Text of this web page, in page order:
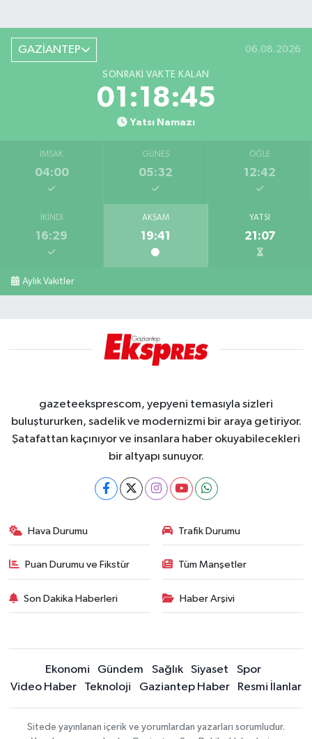
GAZİANTEP 06.08.2026
SONRAKI VAKTE KALAN
01:18:44
Yatsı Namazı
İMSAK
04:00
GÜNEŞ
05:32
ÖĞLE
12:42
İKINDI
16:29
AKŞAM
19:41
YATSI
21:07
Aylık Vakitler
gazeteeksprescom, yepyeni temasıyla sizleri
buluştururken, sadelik ve modernizmi bir araya getiriyor.
Şatafattan kaçınıyor ve insanlara haber okuyabilecekleri
bir altyapı sunuyor.
Hava Durumu Trafik Durumu
Puan Durumu ve Fikstür Tüm Manşetler
Son Dakika Haberleri Haber Arşivi
Ekonomi Gündem Sağlık Siyaset
Spor
Video Haber
Teknoloji Gaziantep Haber Resmi İlanlar
Sitede yayınlanan içerik ve yorumlardan yazarları sorumludur.